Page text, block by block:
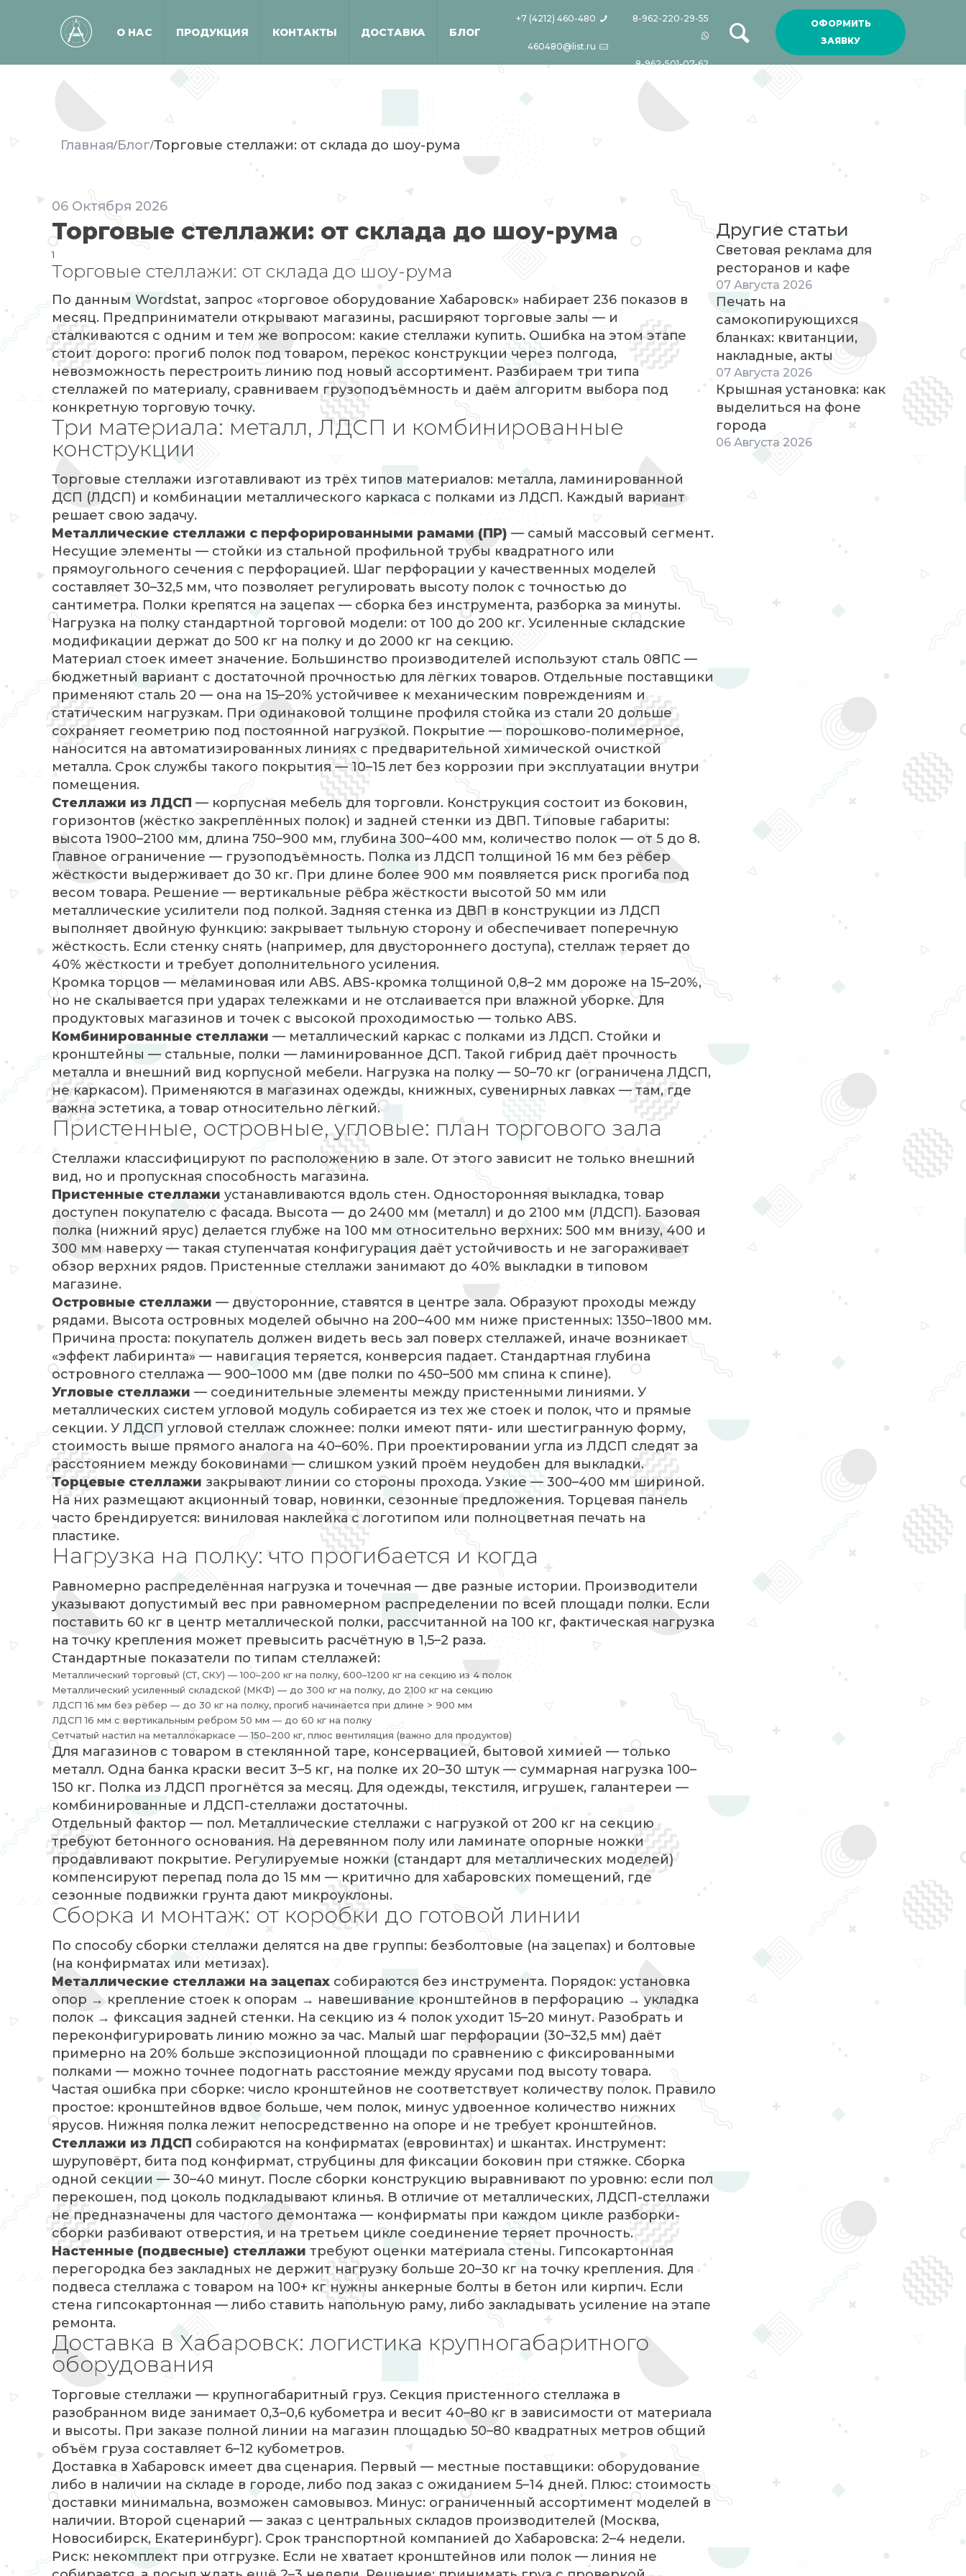
О НАС ПРОДУКЦИЯ КОНТАКТЫ ДОСТАВКА БЛОГ
+7 (4212) 460-480
460480@list.ru
8-962-220-29-55
8-962-501-07-62
ОФОРМИТЬ
ЗАЯВКУ
Главная/Блог/Торговые стеллажи: от склада до шоу-рума
06 Октября 2026
Торговые стеллажи: от склада до шоу-рума
1
Торговые стеллажи: от склада до шоу-рума
По данным Wordstat, запрос «торговое оборудование Хабаровск» набирает 236 показов в
месяц. Предприниматели открывают магазины, расширяют торговые залы — и
сталкиваются с одним и тем же вопросом: какие стеллажи купить. Ошибка на этом этапе
стоит дорого: прогиб полок под товаром, перекос конструкции через полгода,
невозможность перестроить линию под новый ассортимент. Разбираем три типа
стеллажей по материалу, сравниваем грузоподъёмность и даём алгоритм выбора под
конкретную торговую точку.
Три материала: металл, ЛДСП и комбинированные
конструкции
Торговые стеллажи изготавливают из трёх типов материалов: металла, ламинированной
ДСП (ЛДСП) и комбинации металлического каркаса с полками из ЛДСП. Каждый вариант
решает свою задачу.
Металлические стеллажи с перфорированными рамами (ПР) — самый массовый сегмент.
Несущие элементы — стойки из стальной профильной трубы квадратного или
прямоугольного сечения с перфорацией. Шаг перфорации у качественных моделей
составляет 30–32,5 мм, что позволяет регулировать высоту полок с точностью до
сантиметра. Полки крепятся на зацепах — сборка без инструмента, разборка за минуты.
Нагрузка на полку стандартной торговой модели: от 100 до 200 кг. Усиленные складские
модификации держат до 500 кг на полку и до 2000 кг на секцию.
Материал стоек имеет значение. Большинство производителей используют сталь 08ПС —
бюджетный вариант с достаточной прочностью для лёгких товаров. Отдельные поставщики
применяют сталь 20 — она на 15–20% устойчивее к механическим повреждениям и
статическим нагрузкам. При одинаковой толщине профиля стойка из стали 20 дольше
сохраняет геометрию под постоянной нагрузкой. Покрытие — порошково-полимерное,
наносится на автоматизированных линиях с предварительной химической очисткой
металла. Срок службы такого покрытия — 10–15 лет без коррозии при эксплуатации внутри
помещения.
Стеллажи из ЛДСП — корпусная мебель для торговли. Конструкция состоит из боковин,
горизонтов (жёстко закреплённых полок) и задней стенки из ДВП. Типовые габариты:
высота 1900–2100 мм, длина 750–900 мм, глубина 300–400 мм, количество полок — от 5 до 8.
Главное ограничение — грузоподъёмность. Полка из ЛДСП толщиной 16 мм без рёбер
жёсткости выдерживает до 30 кг. При длине более 900 мм появляется риск прогиба под
весом товара. Решение — вертикальные рёбра жёсткости высотой 50 мм или
металлические усилители под полкой. Задняя стенка из ДВП в конструкции из ЛДСП
выполняет двойную функцию: закрывает тыльную сторону и обеспечивает поперечную
жёсткость. Если стенку снять (например, для двустороннего доступа), стеллаж теряет до
40% жёсткости и требует дополнительного усиления.
Кромка торцов — меламиновая или ABS. ABS-кромка толщиной 0,8–2 мм дороже на 15–20%,
но не скалывается при ударах тележками и не отслаивается при влажной уборке. Для
продуктовых магазинов и точек с высокой проходимостью — только ABS.
Комбинированные стеллажи — металлический каркас с полками из ЛДСП. Стойки и
кронштейны — стальные, полки — ламинированное ДСП. Такой гибрид даёт прочность
металла и внешний вид корпусной мебели. Нагрузка на полку — 50–70 кг (ограничена ЛДСП,
не каркасом). Применяются в магазинах одежды, книжных, сувенирных лавках — там, где
важна эстетика, а товар относительно лёгкий.
Пристенные, островные, угловые: план торгового зала
Стеллажи классифицируют по расположению в зале. От этого зависит не только внешний
вид, но и пропускная способность магазина.
Пристенные стеллажи устанавливаются вдоль стен. Односторонняя выкладка, товар
доступен покупателю с фасада. Высота — до 2400 мм (металл) и до 2100 мм (ЛДСП). Базовая
полка (нижний ярус) делается глубже на 100 мм относительно верхних: 500 мм внизу, 400 и
300 мм наверху — такая ступенчатая конфигурация даёт устойчивость и не загораживает
обзор верхних рядов. Пристенные стеллажи занимают до 40% выкладки в типовом
магазине.
Островные стеллажи — двусторонние, ставятся в центре зала. Образуют проходы между
рядами. Высота островных моделей обычно на 200–400 мм ниже пристенных: 1350–1800 мм.
Причина проста: покупатель должен видеть весь зал поверх стеллажей, иначе возникает
«эффект лабиринта» — навигация теряется, конверсия падает. Стандартная глубина
островного стеллажа — 900–1000 мм (две полки по 450–500 мм спина к спине).
Угловые стеллажи — соединительные элементы между пристенными линиями. У
металлических систем угловой модуль собирается из тех же стоек и полок, что и прямые
секции. У ЛДСП угловой стеллаж сложнее: полки имеют пяти- или шестигранную форму,
стоимость выше прямого аналога на 40–60%. При проектировании угла из ЛДСП следят за
расстоянием между боковинами — слишком узкий проём неудобен для выкладки.
Торцевые стеллажи закрывают линии со стороны прохода. Узкие — 300–400 мм шириной.
На них размещают акционный товар, новинки, сезонные предложения. Торцевая панель
часто брендируется: виниловая наклейка с логотипом или полноцветная печать на
пластике.
Нагрузка на полку: что прогибается и когда
Равномерно распределённая нагрузка и точечная — две разные истории. Производители
указывают допустимый вес при равномерном распределении по всей площади полки. Если
поставить 60 кг в центр металлической полки, рассчитанной на 100 кг, фактическая нагрузка
на точку крепления может превысить расчётную в 1,5–2 раза.
Стандартные показатели по типам стеллажей:
Металлический торговый (СТ, СКУ) — 100–200 кг на полку, 600–1200 кг на секцию из 4 полок
Металлический усиленный складской (МКФ) — до 300 кг на полку, до 2100 кг на секцию
ЛДСП 16 мм без рёбер — до 30 кг на полку, прогиб начинается при длине > 900 мм
ЛДСП 16 мм с вертикальным ребром 50 мм — до 60 кг на полку
Сетчатый настил на металлокаркасе — 150–200 кг, плюс вентиляция (важно для продуктов)
Для магазинов с товаром в стеклянной таре, консервацией, бытовой химией — только
металл. Одна банка краски весит 3–5 кг, на полке их 20–30 штук — суммарная нагрузка 100–
150 кг. Полка из ЛДСП прогнётся за месяц. Для одежды, текстиля, игрушек, галантереи —
комбинированные и ЛДСП-стеллажи достаточны.
Отдельный фактор — пол. Металлические стеллажи с нагрузкой от 200 кг на секцию
требуют бетонного основания. На деревянном полу или ламинате опорные ножки
продавливают покрытие. Регулируемые ножки (стандарт для металлических моделей)
компенсируют перепад пола до 15 мм — критично для хабаровских помещений, где
сезонные подвижки грунта дают микроуклоны.
Сборка и монтаж: от коробки до готовой линии
По способу сборки стеллажи делятся на две группы: безболтовые (на зацепах) и болтовые
(на конфирматах или метизах).
Металлические стеллажи на зацепах собираются без инструмента. Порядок: установка
опор → крепление стоек к опорам → навешивание кронштейнов в перфорацию → укладка
полок → фиксация задней стенки. На секцию из 4 полок уходит 15–20 минут. Разобрать и
переконфигурировать линию можно за час. Малый шаг перфорации (30–32,5 мм) даёт
примерно на 20% больше экспозиционной площади по сравнению с фиксированными
полками — можно точнее подогнать расстояние между ярусами под высоту товара.
Частая ошибка при сборке: число кронштейнов не соответствует количеству полок. Правило
простое: кронштейнов вдвое больше, чем полок, минус удвоенное количество нижних
ярусов. Нижняя полка лежит непосредственно на опоре и не требует кронштейнов.
Стеллажи из ЛДСП собираются на конфирматах (евровинтах) и шкантах. Инструмент:
шуруповёрт, бита под конфирмат, струбцины для фиксации боковин при стяжке. Сборка
одной секции — 30–40 минут. После сборки конструкцию выравнивают по уровню: если пол
перекошен, под цоколь подкладывают клинья. В отличие от металлических, ЛДСП-стеллажи
не предназначены для частого демонтажа — конфирматы при каждом цикле разборки-
сборки разбивают отверстия, и на третьем цикле соединение теряет прочность.
Настенные (подвесные) стеллажи требуют оценки материала стены. Гипсокартонная
перегородка без закладных не держит нагрузку больше 20–30 кг на точку крепления. Для
подвеса стеллажа с товаром на 100+ кг нужны анкерные болты в бетон или кирпич. Если
стена гипсокартонная — либо ставить напольную раму, либо закладывать усиление на этапе
ремонта.
Доставка в Хабаровск: логистика крупногабаритного
оборудования
Торговые стеллажи — крупногабаритный груз. Секция пристенного стеллажа в
разобранном виде занимает 0,3–0,6 кубометра и весит 40–80 кг в зависимости от материала
и высоты. При заказе полной линии на магазин площадью 50–80 квадратных метров общий
объём груза составляет 6–12 кубометров.
Доставка в Хабаровск имеет два сценария. Первый — местные поставщики: оборудование
либо в наличии на складе в городе, либо под заказ с ожиданием 5–14 дней. Плюс: стоимость
доставки минимальна, возможен самовывоз. Минус: ограниченный ассортимент моделей в
наличии. Второй сценарий — заказ с центральных складов производителей (Москва,
Новосибирск, Екатеринбург). Срок транспортной компанией до Хабаровска: 2–4 недели.
Риск: некомплект при отгрузке. Если не хватает кронштейнов или полок — линия не
Другие статьи
Световая реклама для
ресторанов и кафе
07 Августа 2026
Печать на
самокопирующихся
бланках: квитанции,
накладные, акты
07 Августа 2026
Крышная установка: как
выделиться на фоне
города
06 Августа 2026